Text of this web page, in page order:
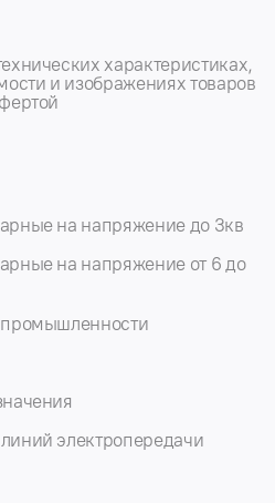
характеристиках,
и изображениях товаров
на напряжение до 3кв
на напряжение от 6 до
промышленности
электропередачи